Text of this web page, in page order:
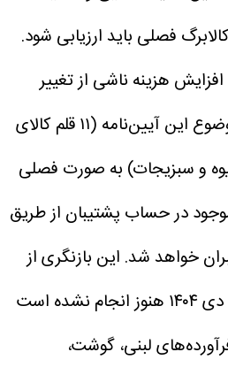
فصلی باید ارزیابی شود.
هزینه ناشی از تغییر
قیمت اقلام سبد کالای موضوع این آیین‌نامه (۱۱ قلم کالای
و سبزیجات) به صورت فصلی
در حساب پشتیبان از طریق
خواهد شد. این بازنگری از
ابتدای اجرای طرح یعنی دی ۱۴۰۴ هنوز انجام نشده است
لبنی، گوشت،